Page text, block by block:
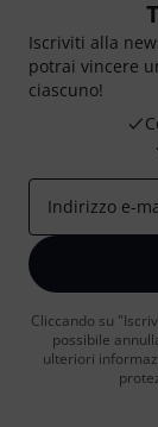
Iscriviti alla
potrai vincere
ciascuno!
Indirizzo e-
Cliccando su
possibile
ulteriori